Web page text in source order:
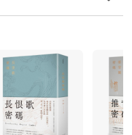
後宮被〈璇璣圖〉攪得天
授意下查辦此案，費盡
湘子、女刺客聶隱娘、大
，案情更加複雜迷離。直
期而遇，裴玄靜心頭才怦
活人之間的爭鬥，更有活